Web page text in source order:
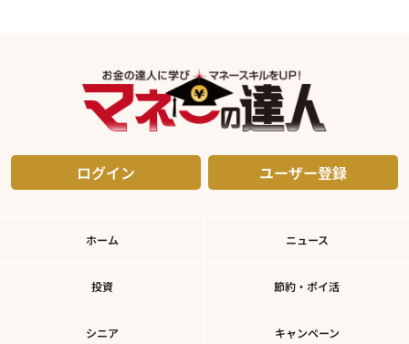
ログイン ユーザー登録
ホーム ニュース
投資 節約・ポイ活
シニア キャンペーン